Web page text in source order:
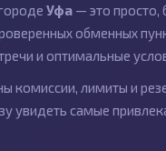
Уфа — это просто,
обменных
и оптимальные
комиссии, лимиты и
увидеть самые